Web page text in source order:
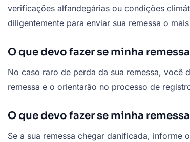
verificações alfandegárias ou condições
diligentemente para enviar sua remessa o
O que devo fazer se minha
No caso raro de perda da sua remessa, você
remessa e o orientarão no processo de
O que devo fazer se minha
Se a sua remessa chegar danificada, informe